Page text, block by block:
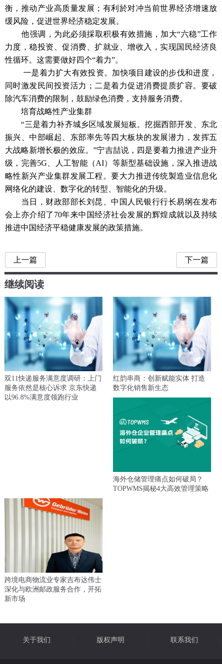
衡，推动产业高质量发展；有利於对冲当前世界经济增速放
缓风险，促进世界经济稳定发展。
他强调，为此必须採取积极有效措施，加大“六稳”工作
力度，稳投资、促消费、扩就业、增收入，实现国民经济良
性循环。这需要做好四个“着力”。
一是着力扩大有效投资。加快项目建设的步伐和进度，
同时激发民间投资活力；二是着力促进消费提质扩容。要破
除汽车消费的限制，鼓励绿色消费，支持服务消费。
培育战略性产业集群
“三是着力补齐城乡区域发展短板。挖掘西部开发、东北
振兴、中部崛起、东部率先等四大板块的发展潜力，发挥五
大战略新增长极的效应。”宁吉喆说，四是要着力推进产业升
级，完善5G、人工智能（AI）等新型基础设施，深入推进战
略性新兴产业集群发展工程。要大力推进传统製造业信息化
网络化的建设、数字化的转型、智能化的升级。
当日，财政部部长刘昆、中国人民银行行长易纲在发布
会上亦介绍了70年来中国经济社会发展的辉煌成就以及持续
推进中国经济平稳健康发展的政策措施。
上一篇 下一篇
继续阅读
双11快递服务满意度调研：上门
服务依然是核心诉求 京东快递
以96.8%满意度领跑行业
红韵串商：创新赋能实体 打造
数字化销售新生态
海外仓储管理痛点如何破局？
TOPWMS揭秘4大高效管理策略
跨境电商物流业专家吉布达伟士
深化与欧洲邮政服务合作，开拓
新市场
关于我们 版权声明 联系我们